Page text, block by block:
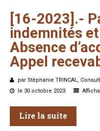
[16-2023].-
indemnités et
Absence
Appel
par Stéphanie TRINCAL,
le 30 octobre 2023
Lire la suite